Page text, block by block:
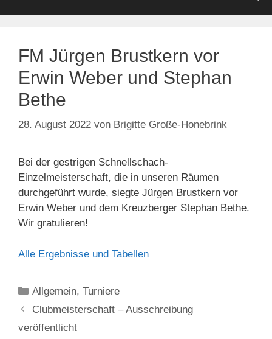
FM Jürgen Brustkern vor
Erwin Weber und Stephan
Bethe
28. August 2022 von Brigitte Große-Honebrink
Bei der gestrigen Schnellschach-
Einzelmeisterschaft, die in unseren Räumen
durchgeführt wurde, siegte Jürgen Brustkern vor
Erwin Weber und dem Kreuzberger Stephan Bethe.
Wir gratulieren!
Alle Ergebnisse und Tabellen
Kategorien
Allgemein,Turniere
Clubmeisterschaft – Ausschreibung
veröffentlicht